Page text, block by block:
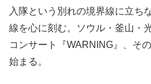
入隊という別れの境界線に立ち
線を心に刻む。ソウル・釜山・
コンサート『WARNING』、そ
始まる。